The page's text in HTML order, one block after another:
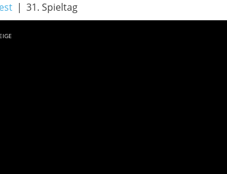
31. Spieltag